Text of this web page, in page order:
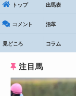
トップ 出馬表
コメント 沿革
見どころ コラム
注目馬